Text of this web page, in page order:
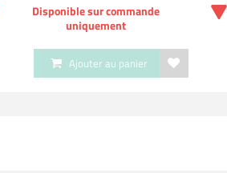
Disponible sur commande
uniquement
Ajouter au panier